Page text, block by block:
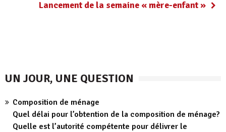
Lancement de la semaine « mère-enfant »
UN JOUR, UNE QUESTION
Composition de ménage
Quel délai pour l’obtention de la composition de ménage?
Quelle est l’autorité compétente pour délivrer le